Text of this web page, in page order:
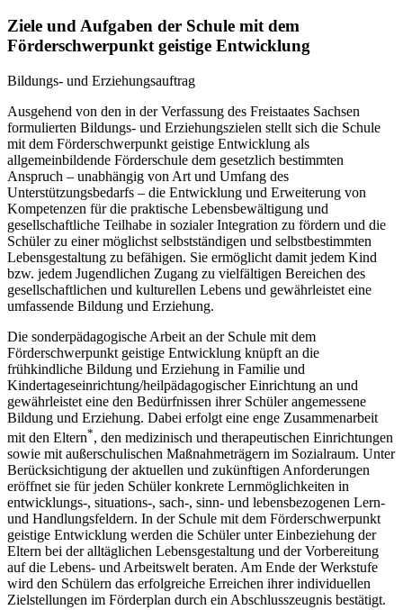
Ziele und Aufgaben der Schule mit dem
Förderschwerpunkt geistige Entwicklung
Bildungs- und Erziehungsauftrag
Ausgehend von den in der Verfassung des Freistaates Sachsen
formulierten Bildungs- und Erziehungszielen stellt sich die Schule
mit dem Förderschwerpunkt geistige Entwicklung als
allgemeinbildende Förderschule dem gesetzlich bestimmten
Anspruch – unabhängig von Art und Umfang des
Unterstützungsbedarfs – die Entwicklung und Erweiterung von
Kompetenzen für die praktische Lebensbewältigung und
gesellschaftliche Teilhabe in sozialer Integration zu fördern und die
Schüler zu einer möglichst selbstständigen und selbstbestimmten
Lebensgestaltung zu befähigen. Sie ermöglicht damit jedem Kind
bzw. jedem Jugendlichen Zugang zu vielfältigen Bereichen des
gesellschaftlichen und kulturellen Lebens und gewährleistet eine
umfassende Bildung und Erziehung.
Die sonderpädagogische Arbeit an der Schule mit dem
Förderschwerpunkt geistige Entwicklung knüpft an die
frühkindliche Bildung und Erziehung in Familie und
Kindertageseinrichtung/heilpädagogischer Einrichtung an und
gewährleistet eine den Bedürfnissen ihrer Schüler angemessene
Bildung und Erziehung. Dabei erfolgt eine enge Zusammenarbeit
mit den Eltern*, den medizinisch und therapeutischen Einrichtungen
sowie mit außerschulischen Maßnahmeträgern im Sozialraum. Unter
Berücksichtigung der aktuellen und zukünftigen Anforderungen
eröffnet sie für jeden Schüler konkrete Lernmöglichkeiten in
entwicklungs-, situations-, sach-, sinn- und lebensbezogenen Lern-
und Handlungsfeldern. In der Schule mit dem Förderschwerpunkt
geistige Entwicklung werden die Schüler unter Einbeziehung der
Eltern bei der alltäglichen Lebensgestaltung und der Vorbereitung
auf die Lebens- und Arbeitswelt beraten. Am Ende der Werkstufe
wird den Schülern das erfolgreiche Erreichen ihrer individuellen
Zielstellungen im Förderplan durch ein Abschlusszeugnis bestätigt.